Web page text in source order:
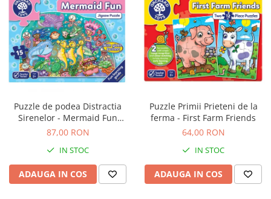
Puzzle de podea Distractia
Sirenelor - Mermaid Fun
puzzle
87,00 RON
IN STOC
ADAUGA IN COS
Puzzle Primii Prieteni de la
ferma - First Farm Friends
64,00 RON
IN STOC
ADAUGA IN COS